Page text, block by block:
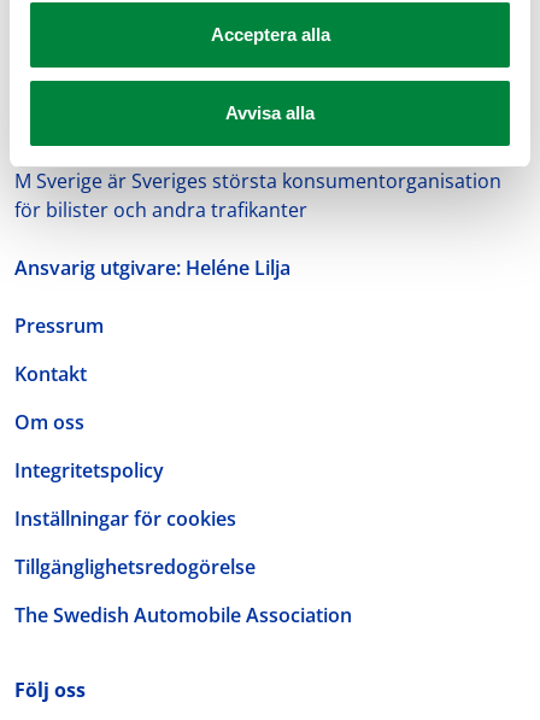
Acceptera alla
Avvisa alla
M Sverige är Sveriges största konsumentorganisation
för bilister och andra trafikanter
Ansvarig utgivare: Heléne Lilja
Pressrum
Kontakt
Om oss
Integritetspolicy
Inställningar för cookies
Tillgänglighetsredogörelse
The Swedish Automobile Association
Följ oss